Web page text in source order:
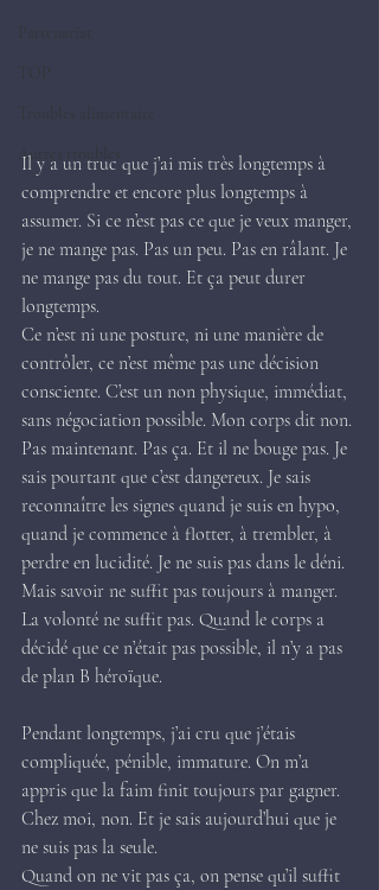
TOP
Troubles alimentaire
Autres troubles
Il y a un truc que j’ai mis très longtemps à
comprendre et encore plus longtemps à
assumer. Si ce n’est pas ce que je veux manger,
je ne mange pas. Pas un peu. Pas en râlant. Je
ne mange pas du tout. Et ça peut durer
longtemps.
Ce n’est ni une posture, ni une manière de
contrôler, ce n’est même pas une décision
consciente. C’est un non physique, immédiat,
sans négociation possible. Mon corps dit non.
Pas maintenant. Pas ça. Et il ne bouge pas. Je
sais pourtant que c’est dangereux. Je sais
reconnaître les signes quand je suis en hypo,
quand je commence à flotter, à trembler, à
perdre en lucidité. Je ne suis pas dans le déni.
Mais savoir ne suffit pas toujours à manger.
La volonté ne suffit pas. Quand le corps a
décidé que ce n’était pas possible, il n’y a pas
de plan B héroïque.
Pendant longtemps, j’ai cru que j’étais
compliquée, pénible, immature. On m’a
appris que la faim finit toujours par gagner.
Chez moi, non. Et je sais aujourd’hui que je
ne suis pas la seule.
Quand on ne vit pas ça, on pense qu’il suffit